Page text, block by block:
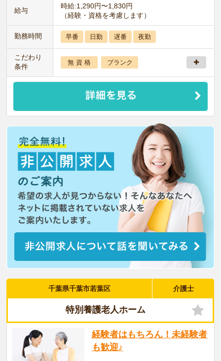
給与
時給:1,290円〜1,830円
（経験・資格を考慮します）
勤務時間 早番 日勤 遅番 夜勤
こだわり
条件
無 資 格 ブランク
千葉県千葉市若葉区 介護士
特別養護老人ホーム
経験者はもちろん！未経験者
も歓迎♪